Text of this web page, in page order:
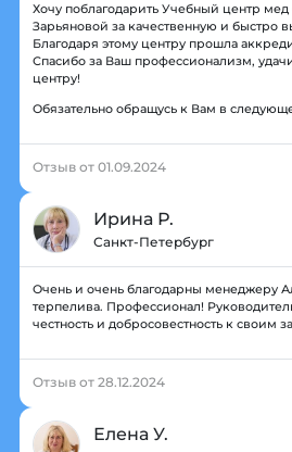
Хочу поблагодарить Учебный центр
Зарьяновой за качественную и быстро
Благодаря этому центру прошла
Спасибо за Ваш профессионализм,
центру!
Обязательно обращусь к Вам в
Отзыв от 01.09.2024
Ирина Р.
Санкт-Петербург
Очень и очень благодарны менеджеру
терпелива. Профессионал!
честность и добросовестность к своим
Отзыв от 28.12.2024
Елена У.